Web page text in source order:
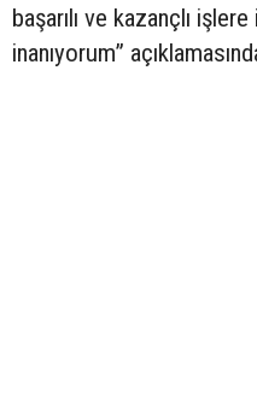
başarılı ve kazançlı
inanıyorum”